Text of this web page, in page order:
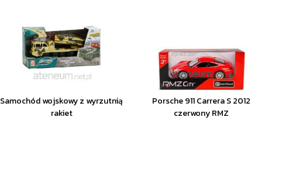
Samochód wojskowy z wyrzutnią
rakiet
Porsche 911 Carrera S 2012
czerwony RMZ